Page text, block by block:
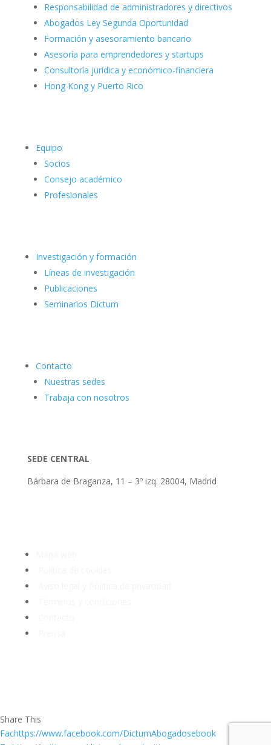
Responsabilidad de administradores y directivos
Abogados Ley Segunda Oportunidad
Formación y asesoramiento bancario
Asesoría para emprendedores y startups
Consultoría jurídica y económico-financiera
Hong Kong y Puerto Rico
Equipo
Socios
Consejo académico
Profesionales
Investigación y formación
Líneas de investigación
Publicaciones
Seminarios Dictum
Contacto
Nuestras sedes
Trabaja con nosotros
SEDE CENTRAL
Bárbara de Braganza, 11 – 3º izq. 28004, Madrid
Share This
Fachttps://www.facebook.com/DictumAbogadosebook